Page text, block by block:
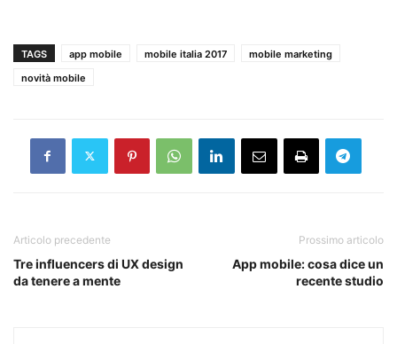
TAGS app mobile mobile italia 2017
mobile marketing
novità mobile
Articolo precedente
Tre influencers di UX design
da tenere a mente
Prossimo articolo
App mobile: cosa dice un
recente studio